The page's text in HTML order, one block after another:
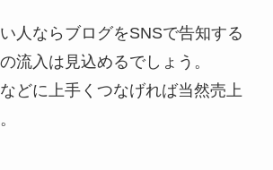
人ならブログをSNSで告知する
流入は見込めるでしょう。
どに上手くつなげれば当然売上